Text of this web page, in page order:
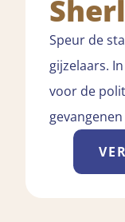
Speur de
gijzelaars.
voor de